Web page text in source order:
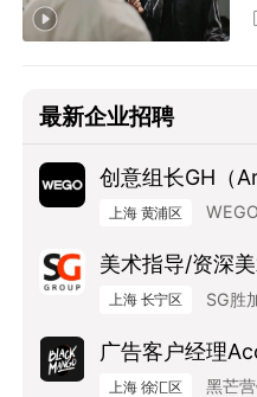
最新企业招聘
创意组长GH（
上海 黄浦区
美术指导/资深
向）
上海 长宁区 SG胜
广告客户经理
Manager
上海 徐汇区 黑芒